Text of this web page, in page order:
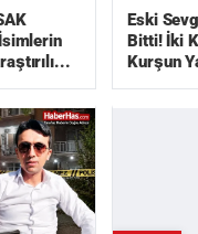
Eski
Bitti! İki
Kurşun